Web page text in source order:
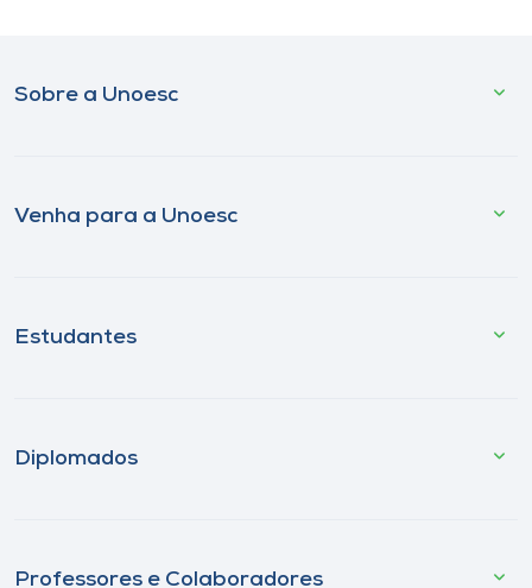
Sobre a Unoesc
Venha para a Unoesc
Estudantes
Diplomados
Professores e Colaboradores